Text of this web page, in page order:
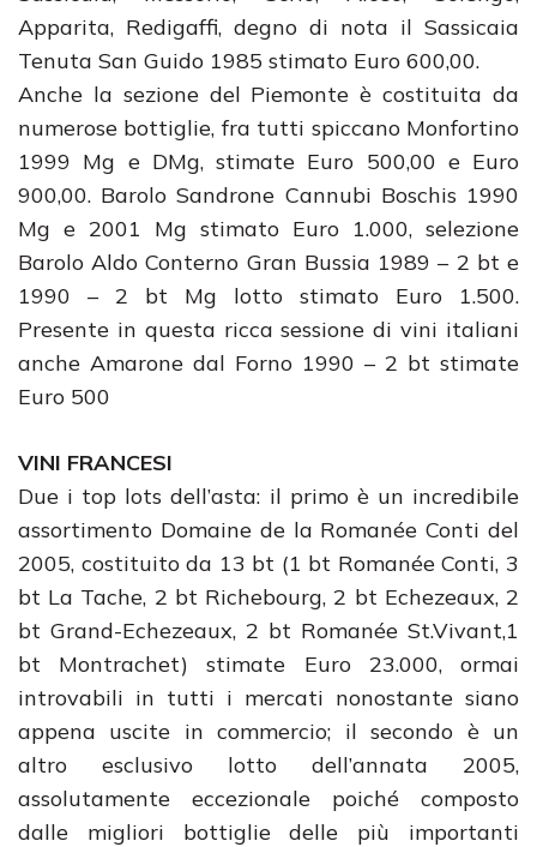
Apparita, Redigaffi, degno di nota il Sassicaia
Tenuta San Guido 1985 stimato Euro 600,00.
Anche la sezione del Piemonte è costituita da
numerose bottiglie, fra tutti spiccano Monfortino
1999 Mg e DMg, stimate Euro 500,00 e Euro
900,00. Barolo Sandrone Cannubi Boschis 1990
Mg e 2001 Mg stimato Euro 1.000, selezione
Barolo Aldo Conterno Gran Bussia 1989 – 2 bt e
1990 – 2 bt Mg lotto stimato Euro 1.500.
Presente in questa ricca sessione di vini italiani
anche Amarone dal Forno 1990 – 2 bt stimate
Euro 500
VINI FRANCESI
Due i top lots dell’asta: il primo è un incredibile
assortimento Domaine de la Romanée Conti del
2005, costituito da 13 bt (1 bt Romanée Conti, 3
bt La Tache, 2 bt Richebourg, 2 bt Echezeaux, 2
bt Grand-Echezeaux, 2 bt Romanée St.Vivant,1
bt Montrachet) stimate Euro 23.000, ormai
introvabili in tutti i mercati nonostante siano
appena uscite in commercio; il secondo è un
altro esclusivo lotto dell’annata 2005,
assolutamente eccezionale poiché composto
dalle migliori bottiglie delle più importanti